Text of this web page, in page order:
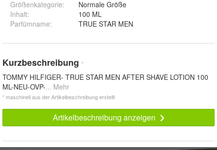
Größenkategorie:
Normale Größe
Inhalt:
100 ML
Parfümname: TRUE STAR MEN
Kurzbeschreibung *
TOMMY HILFIGER- TRUE STAR MEN AFTER SHAVE LOTION 100
ML-NEU-OVP-... Mehr
* maschinell aus der Artikelbeschreibung erstellt
Artikelbeschreibung anzeigen